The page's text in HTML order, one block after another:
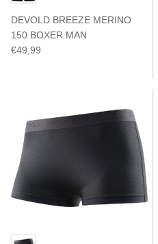
DEVOLD BREEZE MERINO
150 BOXER MAN
€49,99